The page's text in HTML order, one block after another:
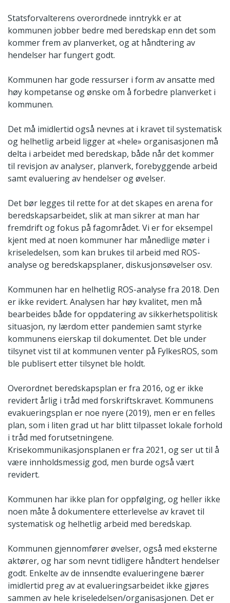
Statsforvalterens overordnede inntrykk er at
kommunen jobber bedre med beredskap enn det som
kommer frem av planverket, og at håndtering av
hendelser har fungert godt.
Kommunen har gode ressurser i form av ansatte med
høy kompetanse og ønske om å forbedre planverket i
kommunen.
Det må imidlertid også nevnes at i kravet til systematisk
og helhetlig arbeid ligger at «hele» organisasjonen må
delta i arbeidet med beredskap, både når det kommer
til revisjon av analyser, planverk, forebyggende arbeid
samt evaluering av hendelser og øvelser.
Det bør legges til rette for at det skapes en arena for
beredskapsarbeidet, slik at man sikrer at man har
fremdrift og fokus på fagområdet. Vi er for eksempel
kjent med at noen kommuner har månedlige møter i
kriseledelsen, som kan brukes til arbeid med ROS-
analyse og beredskapsplaner, diskusjonsøvelser osv.
Kommunen har en helhetlig ROS-analyse fra 2018. Den
er ikke revidert. Analysen har høy kvalitet, men må
bearbeides både for oppdatering av sikkerhetspolitisk
situasjon, ny lærdom etter pandemien samt styrke
kommunens eierskap til dokumentet. Det ble under
tilsynet vist til at kommunen venter på FylkesROS, som
ble publisert etter tilsynet ble holdt.
Overordnet beredskapsplan er fra 2016, og er ikke
revidert årlig i tråd med forskriftskravet. Kommunens
evakueringsplan er noe nyere (2019), men er en felles
plan, som i liten grad ut har blitt tilpasset lokale forhold
i tråd med forutsetningene.
Krisekommunikasjonsplanen er fra 2021, og ser ut til å
være innholdsmessig god, men burde også vært
revidert.
Kommunen har ikke plan for oppfølging, og heller ikke
noen måte å dokumentere etterlevelse av kravet til
systematisk og helhetlig arbeid med beredskap.
Kommunen gjennomfører øvelser, også med eksterne
aktører, og har som nevnt tidligere håndtert hendelser
godt. Enkelte av de innsendte evalueringene bærer
imidlertid preg av at evalueringsarbeidet ikke gjøres
sammen av hele kriseledelsen/organisasjonen. Det er